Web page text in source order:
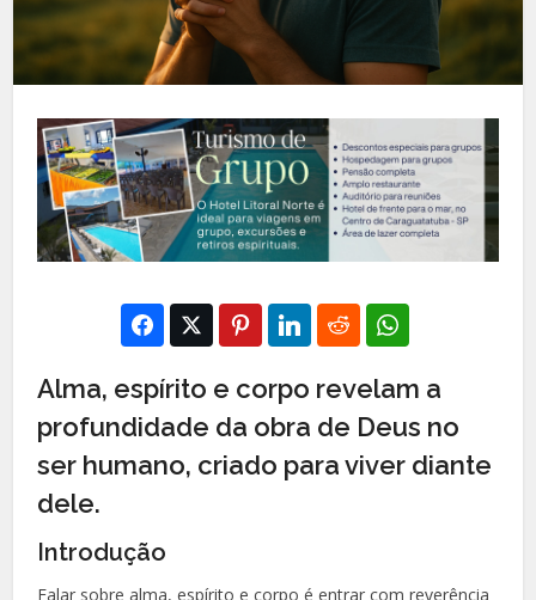
Alma, espírito e corpo revelam a
profundidade da obra de Deus no
ser humano, criado para viver diante
dele.
Introdução
Falar sobre alma, espírito e corpo é entrar com reverência